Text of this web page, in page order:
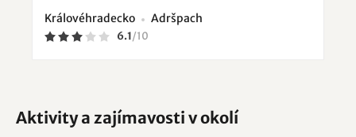
Královéhradecko Adršpach
6.1/10
Aktivity a zajímavosti v okolí